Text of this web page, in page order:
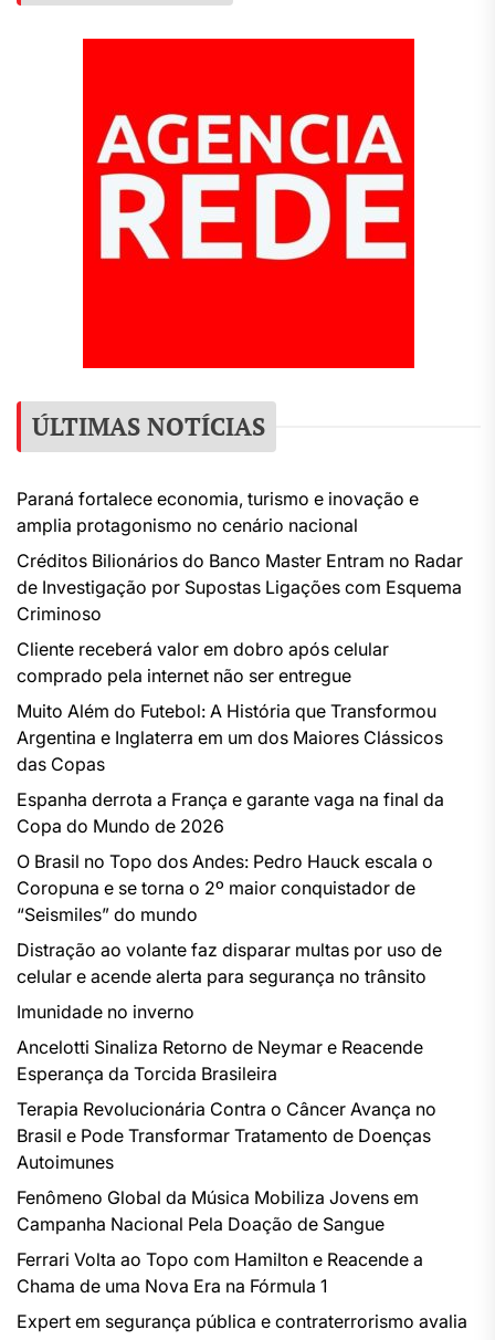
ÚLTIMAS NOTÍCIAS
Paraná fortalece economia, turismo e inovação e
amplia protagonismo no cenário nacional
Créditos Bilionários do Banco Master Entram no Radar
de Investigação por Supostas Ligações com Esquema
Criminoso
Cliente receberá valor em dobro após celular
comprado pela internet não ser entregue
Muito Além do Futebol: A História que Transformou
Argentina e Inglaterra em um dos Maiores Clássicos
das Copas
Espanha derrota a França e garante vaga na final da
Copa do Mundo de 2026
O Brasil no Topo dos Andes: Pedro Hauck escala o
Coropuna e se torna o 2º maior conquistador de
“Seismiles” do mundo
Distração ao volante faz disparar multas por uso de
celular e acende alerta para segurança no trânsito
Imunidade no inverno
Ancelotti Sinaliza Retorno de Neymar e Reacende
Esperança da Torcida Brasileira
Terapia Revolucionária Contra o Câncer Avança no
Brasil e Pode Transformar Tratamento de Doenças
Autoimunes
Fenômeno Global da Música Mobiliza Jovens em
Campanha Nacional Pela Doação de Sangue
Ferrari Volta ao Topo com Hamilton e Reacende a
Chama de uma Nova Era na Fórmula 1
Expert em segurança pública e contraterrorismo avalia